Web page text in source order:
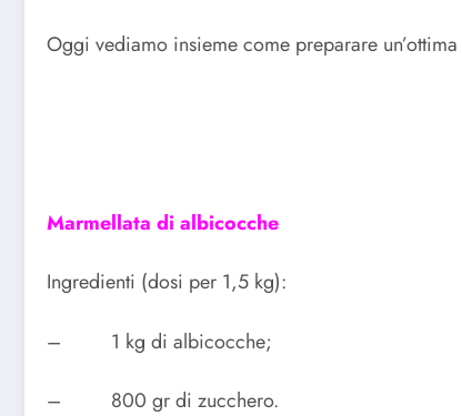
Oggi vediamo insieme come preparare un’ottima
Marmellata di albicocche
Ingredienti (dosi per 1,5 kg):
– 1 kg di albicocche;
– 800 gr di zucchero.